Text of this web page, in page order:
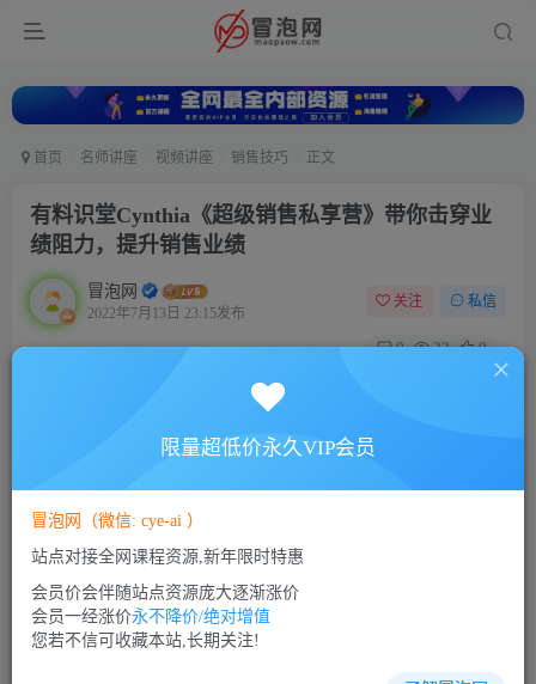
首页 名师讲座 视频讲座 销售技巧 正文
有料识堂Cynthia《超级销售私享营》带你击穿业
绩阻力，提升销售业绩
冒泡网
2022年7月13日 23:15发布
关注 私信
0 22 0
此内容为付费资源，请付费后查看
5
VIP会员
立即购买
您当前未登录！建议登陆后购买，可保存购买订单
限量超低价永久VIP会员
冒泡网（微信: cye-ai ）
站点对接全网课程资源,新年限时特惠
会员价会伴随站点资源庞大逐渐涨价
会员一经涨价永不降价/绝对增值
您若不信可收藏本站,长期关注!